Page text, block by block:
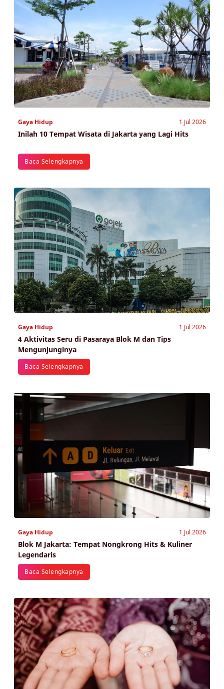
Gaya Hidup 1 Jul 2026
Inilah 10 Tempat Wisata di Jakarta yang Lagi Hits
Baca Selengkapnya
Gaya Hidup 1 Jul 2026
4 Aktivitas Seru di Pasaraya Blok M dan Tips
Mengunjunginya
Baca Selengkapnya
Gaya Hidup 1 Jul 2026
Blok M Jakarta: Tempat Nongkrong Hits & Kuliner
Legendaris
Baca Selengkapnya